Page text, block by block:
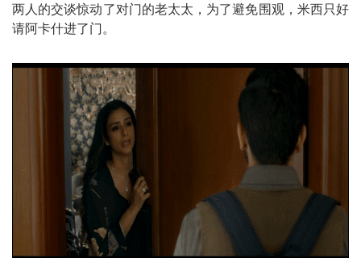
两人的交谈惊动了对门的老太太，为了避免围观，米西只好
请阿卡什进了门。